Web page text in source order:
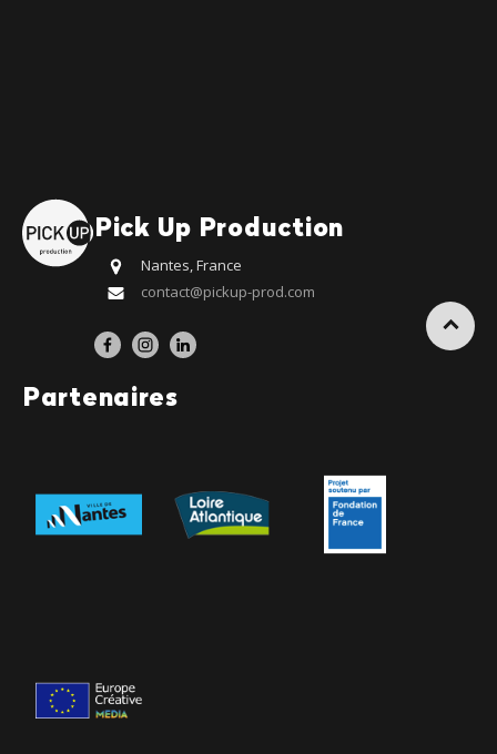
Pick Up Production
Nantes, France
contact@pickup-prod.com
Partenaires